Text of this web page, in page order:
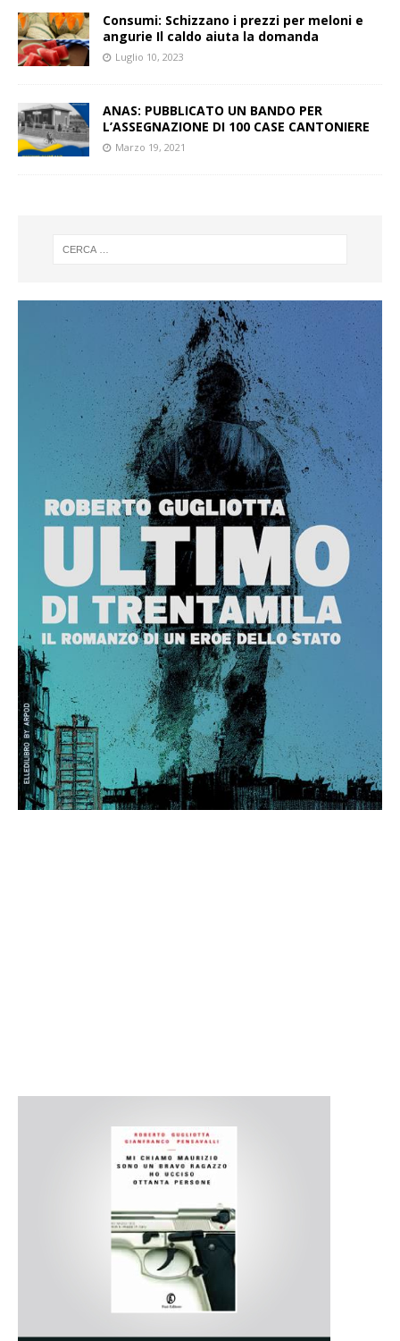
Consumi: Schizzano i prezzi per meloni e
angurie Il caldo aiuta la domanda
Luglio 10, 2023
ANAS: PUBBLICATO UN BANDO PER
L’ASSEGNAZIONE DI 100 CASE CANTONIERE
Marzo 19, 2021